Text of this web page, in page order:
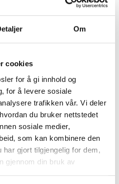
Om
cookies
for å gi innhold og
for å levere sosiale
trafikken vår. Vi deler
du bruker nettstedet
sosiale medier,
som kan kombinere den
har gjort tilgjengelig for dem,
gjennom din bruk av
till NMEA2000
interface
en VE.bus-produkt.
mer info